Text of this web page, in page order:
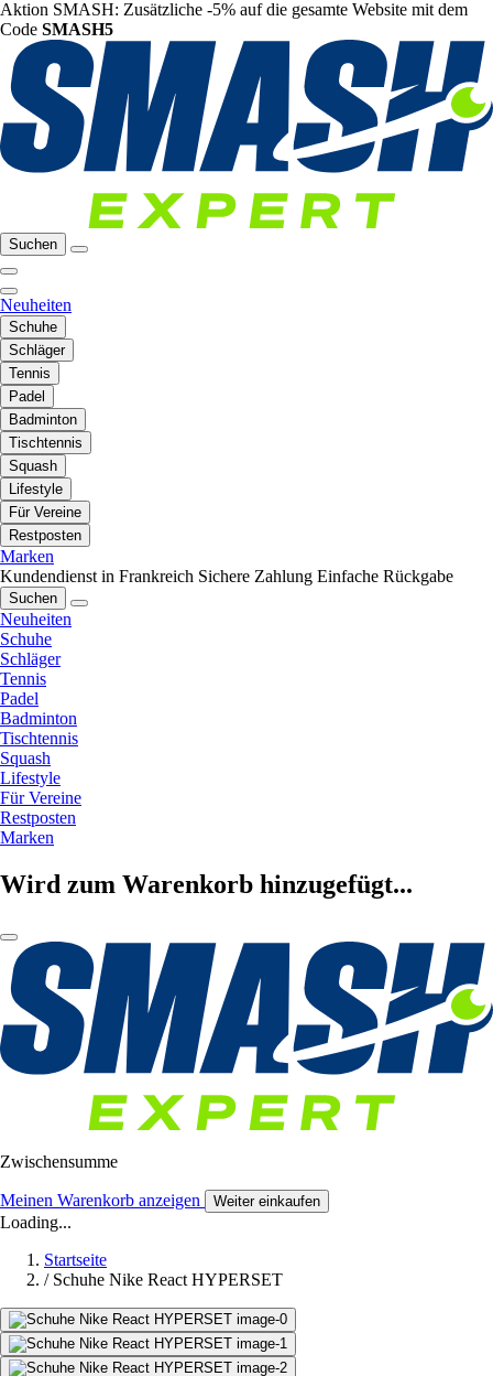
Aktion SMASH: Zusätzliche -5% auf die gesamte Website mit dem
Code SMASH5
Suchen
Neuheiten
Schuhe
Schläger
Tennis
Padel
Badminton
Tischtennis
Squash
Lifestyle
Für Vereine
Restposten
Marken
Kundendienst in Frankreich Sichere Zahlung Einfache Rückgabe
Suchen
Neuheiten
Schuhe
Schläger
Tennis
Padel
Badminton
Tischtennis
Squash
Lifestyle
Für Vereine
Restposten
Marken
Wird zum Warenkorb hinzugefügt...
Zwischensumme
Meinen Warenkorb anzeigen Weiter einkaufen
Loading...
Startseite
/ Schuhe Nike React HYPERSET